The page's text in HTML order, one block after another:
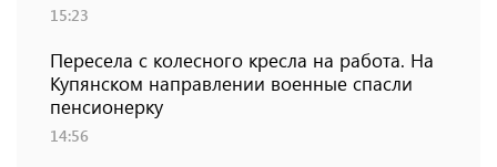
15:23
Пересела с колесного кресла на работа. На
Купянском направлении военные спасли
пенсионерку
14:56